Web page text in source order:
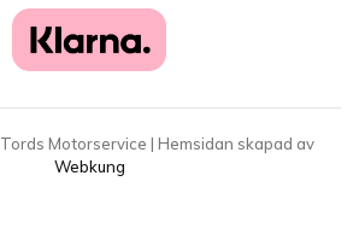
Tords Motorservice | Hemsidan skapad av
Webkung